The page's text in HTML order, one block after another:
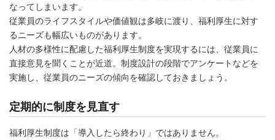
なってしまいます。
従業員のライフスタイルや価値観は多岐に渡り、福利厚生に対す
るニーズも幅広いものがあります。
人材の多様性に配慮した福利厚生制度を実現するには、従業員に
直接意見を聞くことが近道。制度設計の段階でアンケートなどを
実施し、従業員のニーズの傾向を確認しておきましょう。
定期的に制度を見直す
福利厚生制度は「導入したら終わり」ではありません。